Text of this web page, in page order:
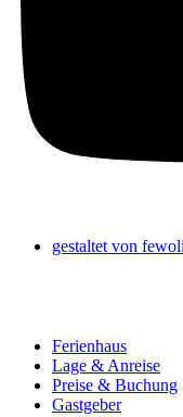
gestaltet von
Ferienhaus
Lage & Anreise
Preise & Buchung
Gastgeber